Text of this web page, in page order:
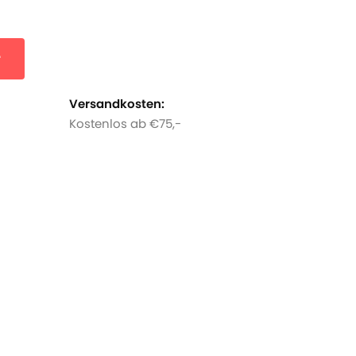
Versandkosten:
Kostenlos ab €75,-